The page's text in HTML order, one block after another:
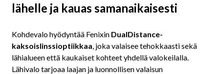
lähelle ja kauas samanaikaisesti
Kohdevalo hyödyntää Fenixin DualDistance-
kaksoislinssioptiikkaa, joka valaisee tehokkaasti sekä
lähialueen että kaukaiset kohteet yhdellä valokeilalla.
Lähivalo tarjoaa laajan ja luonnollisen valaisun